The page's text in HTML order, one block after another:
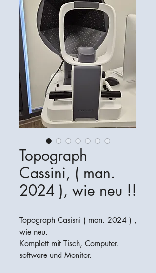
Topograph
Cassini, ( man.
2024 ), wie neu !!
Topograph Casisni ( man. 2024 ) ,
wie neu.
Komplett mit Tisch, Computer,
software und Monitor.